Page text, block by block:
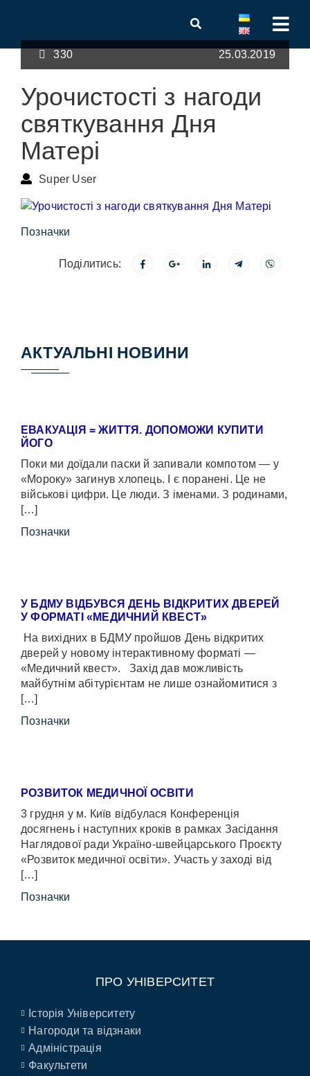
330 25.03.2019
Урочистості з нагоди
святкування Дня
Матері
Super User
Позначки
Поділитись:
АКТУАЛЬНІ НОВИНИ
ЕВАКУАЦІЯ = ЖИТТЯ. ДОПОМОЖИ КУПИТИ
ЙОГО
Поки ми доїдали паски й запивали компотом — у
«Мороку» загинув хлопець. І є поранені. Це не
військові цифри. Це люди. З іменами. З родинами,
[…]
Позначки
У БДМУ ВІДБУВСЯ ДЕНЬ ВІДКРИТИХ ДВЕРЕЙ
У ФОРМАТІ «МЕДИЧНИЙ КВЕСТ»
На вихідних в БДМУ пройшов День відкритих
дверей у новому інтерактивному форматі —
«Медичний квест». Захід дав можливість
майбутнім абітурієнтам не лише ознайомитися з
[…]
Позначки
РОЗВИТОК МЕДИЧНОЇ ОСВІТИ
3 грудня у м. Київ відбулася Конференція
досягнень і наступних кроків в рамках Засідання
Наглядової ради Україно-швейцарського Проєкту
«Розвиток медичної освіти». Участь у заході від
[…]
Позначки
ПРО УНІВЕРСИТЕТ
Історія Університету
Нагороди та відзнаки
Адміністрація
Факультети